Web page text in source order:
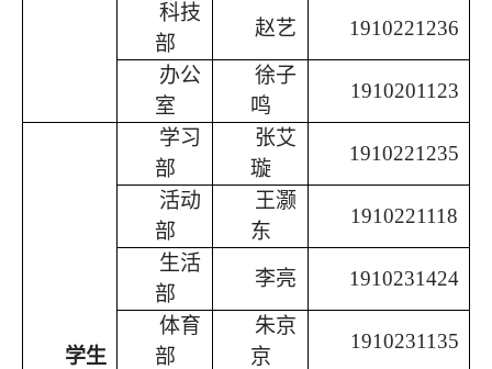
科技
部
赵艺 1910221236
办公
室
徐子
鸣
1910201123
学生
学习
部
张艾
璇
1910221235
活动
部
王灏
东
1910221118
生活
部
李亮 1910231424
体育
部
朱京
京
1910231135